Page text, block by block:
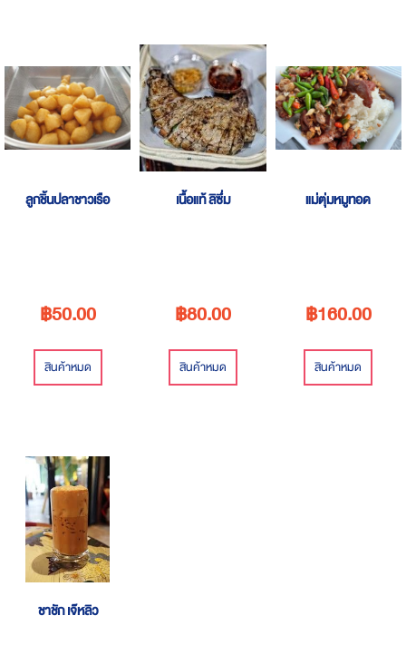
ลูกชิ้นปลาชาวเรือ
฿50.00
สินค้าหมด
เนื้อแท้ ลิซึ่ม
฿80.00
สินค้าหมด
แม่ตุ่มหมูทอด
฿160.00
สินค้าหมด
ชาชัก เจ๊หลิว